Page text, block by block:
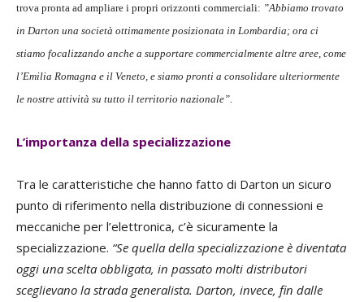
trova pronta ad ampliare i propri orizzonti commerciali: ”Abbiamo trovato
in Darton una società ottimamente posizionata in Lombardia; ora ci
stiamo focalizzando anche a supportare commercialmente altre aree, come
l’Emilia Romagna e il Veneto, e siamo pronti a consolidare ulteriormente
le nostre attività su tutto il territorio nazionale”.
L’importanza della specializzazione
Tra le caratteristiche che hanno fatto di Darton un sicuro
punto di riferimento nella distribuzione di connessioni e
meccaniche per l’elettronica, c’è sicuramente la
specializzazione. “Se quella della specializzazione è diventata
oggi una scelta obbligata, in passato molti distributori
sceglievano la strada generalista. Darton, invece, fin dalle